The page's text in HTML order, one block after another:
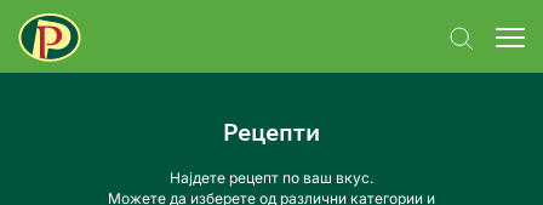
Рецепти
Најдете рецепт по ваш вкус.
Можете да изберете од различни категории и